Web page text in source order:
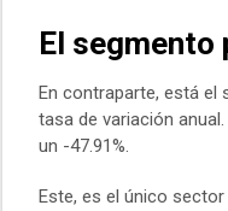
El segmento
En contraparte, está el
tasa de variación
un -47.91%.
Este, es el único